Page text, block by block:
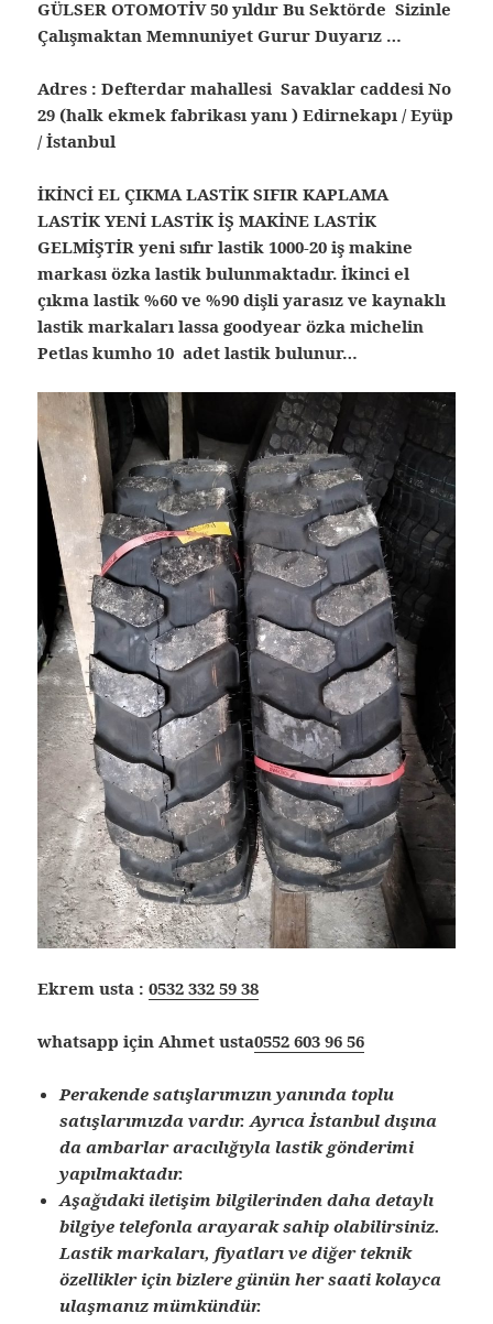
GÜLSER OTOMOTİV 50 yıldır Bu Sektörde Sizinle
Çalışmaktan Memnuniyet Gurur Duyarız …
Adres : Defterdar mahallesi Savaklar caddesi No
29 (halk ekmek fabrikası yanı ) Edirnekapı / Eyüp
/ İstanbul
İKİNCİ EL ÇIKMA LASTİK SIFIR KAPLAMA
LASTİK YENİ LASTİK İŞ MAKİNE LASTİK
GELMİŞTİR yeni sıfır lastik 1000-20 iş makine
markası özka lastik bulunmaktadır. İkinci el
çıkma lastik %60 ve %90 dişli yarasız ve kaynaklı
lastik markaları lassa goodyear özka michelin
Petlas kumho 10 adet lastik bulunur…
Ekrem usta :0532 332 59 38
whatsapp için Ahmet usta0552 603 96 56
Perakende satışlarımızın yanında toplu
satışlarımızda vardır. Ayrıca İstanbul dışına
da ambarlar aracılığıyla lastik gönderimi
yapılmaktadır.
Aşağıdaki iletişim bilgilerinden daha detaylı
bilgiye telefonla arayarak sahip olabilirsiniz.
Lastik markaları, fiyatları ve diğer teknik
özellikler için bizlere günün her saati kolayca
ulaşmanız mümkündür.